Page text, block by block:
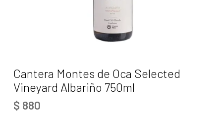
Cantera Montes de Oca Selected
Vineyard Albariño 750ml
$ 880